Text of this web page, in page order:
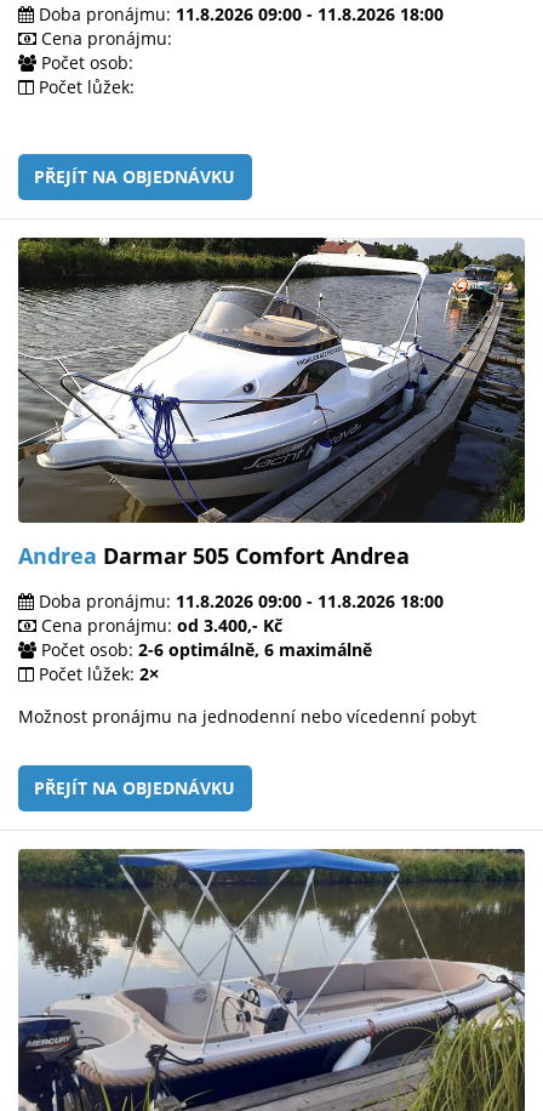
Doba pronájmu: 11.8.2026 09:00 - 11.8.2026 18:00
Cena pronájmu:
Počet osob:
Počet lůžek:
PŘEJÍT NA OBJEDNÁVKU
Andrea Darmar 505 Comfort Andrea
Doba pronájmu: 11.8.2026 09:00 - 11.8.2026 18:00
Cena pronájmu: od 3.400,- Kč
Počet osob: 2-6 optimálně, 6 maximálně
Počet lůžek: 2×
Možnost pronájmu na jednodenní nebo vícedenní pobyt
PŘEJÍT NA OBJEDNÁVKU
mailem.
objednat
poukaz